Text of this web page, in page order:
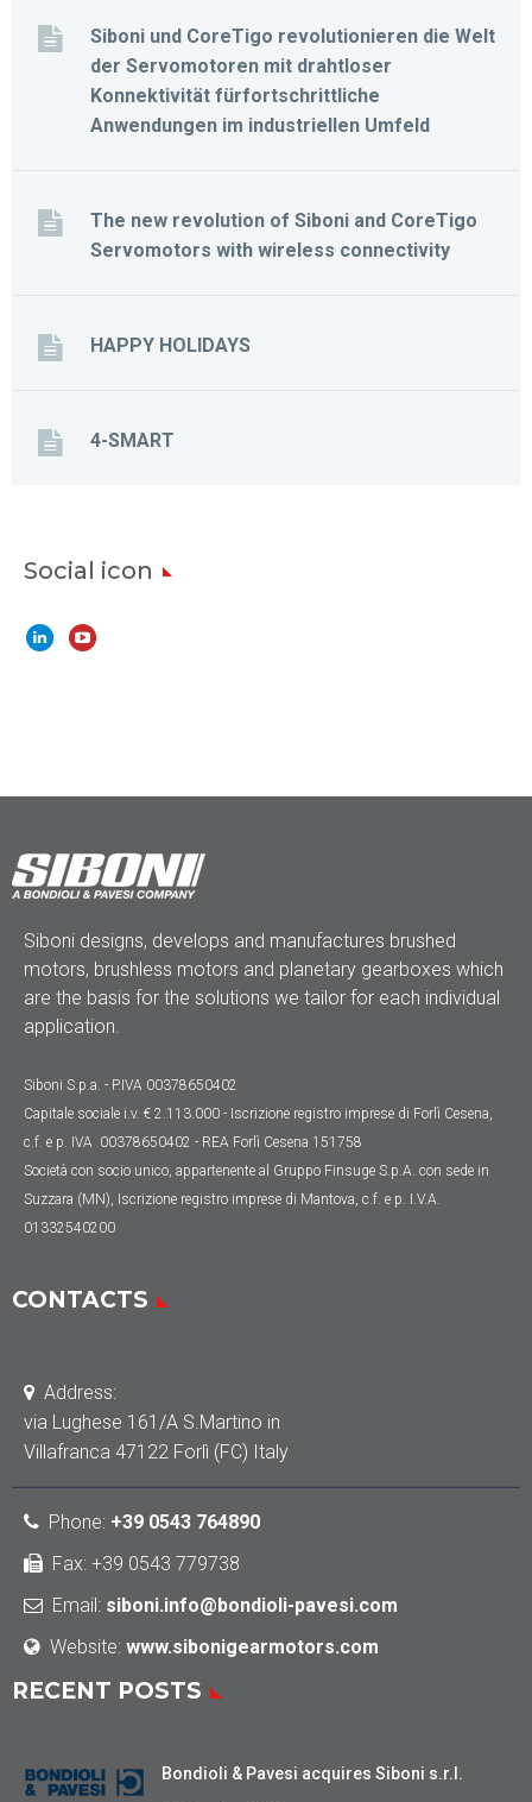
Siboni und CoreTigo revolutionieren die Welt
der Servomotoren mit drahtloser
Konnektivität fürfortschrittliche
Anwendungen im industriellen Umfeld
The new revolution of Siboni and CoreTigo
Servomotors with wireless connectivity
HAPPY HOLIDAYS
4-SMART
Social icon
Siboni designs, develops and manufactures brushed
motors, brushless motors and planetary gearboxes which
are the basis for the solutions we tailor for each individual
application.
Siboni S.p.a. - P.IVA 00378650402
Capitale sociale i.v. € 2.113.000 - Iscrizione registro imprese di Forlì Cesena,
c.f. e p. IVA 00378650402 - REA Forlì Cesena 151758
Società con socio unico, appartenente al Gruppo Finsuge S.p.A. con sede in
Suzzara (MN), Iscrizione registro imprese di Mantova, c.f. e p. I.V.A.
01332540200
CONTACTS
Address:
via Lughese 161/A S.Martino in
Villafranca 47122 Forlì (FC) Italy
Phone: +39 0543 764890
Fax: +39 0543 779738
Email: siboni.info@bondioli-pavesi.com
Website: www.sibonigearmotors.com
RECENT POSTS
Bondioli & Pavesi acquires Siboni s.r.l.